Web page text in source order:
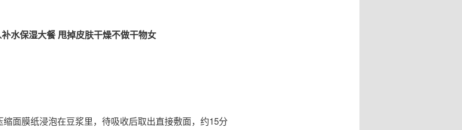
水保湿大餐 甩掉皮肤干燥不做干物女
面膜纸浸泡在豆浆里，待吸收后取出直接敷面，约15分